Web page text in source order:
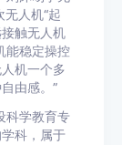
人机“起
触无人机
能稳定操控
机一个多
由感。”
科学教育专
科，属于